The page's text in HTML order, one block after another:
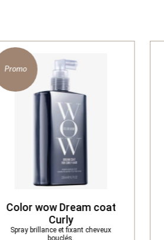
Color wow Dream coat
Curly
Spray brillance et fixant cheveux
bouclés.
Promo